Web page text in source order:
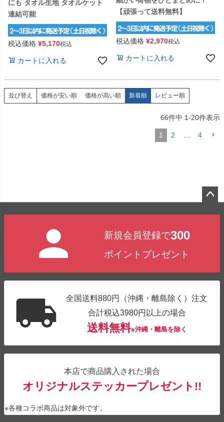
にも タオル生地 タオルケット
連結可能
税込価格 ¥5,170税込
カートに入れる
【頑張って送料無料】
税込価格 ¥2,970税込
カートに入れる
並び替え 価格が安い順 価格が高い順 新着順 レビュー順
66件中 1-20件表示
1 2 4
新規会員登録で300
ポイントプレゼント
全国送料880円（沖縄・離島除く）注文
合計税込3980円以上の場合
送料無料※沖縄・離島を除く
本店で商品購入された場合
オリジナルステッカープレゼント!!
※各種コラボ商品は対象外です。